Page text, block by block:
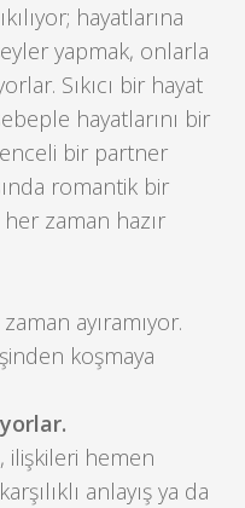
hayatlarına
yapmak, onlarla
Sıkıcı bir hayat
hayatlarını bir
bir partner
romantik bir
zaman hazır
ayıramıyor.
koşmaya
ilişkileri hemen
anlayış ya da